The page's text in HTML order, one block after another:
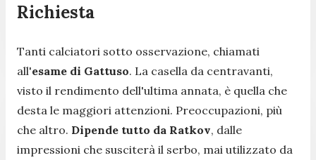
Richiesta
Tanti calciatori sotto osservazione, chiamati
all'esame di Gattuso. La casella da centravanti,
visto il rendimento dell'ultima annata, è quella che
desta le maggiori attenzioni. Preoccupazioni, più
che altro. Dipende tutto da Ratkov, dalle
impressioni che susciterà il serbo, mai utilizzato da